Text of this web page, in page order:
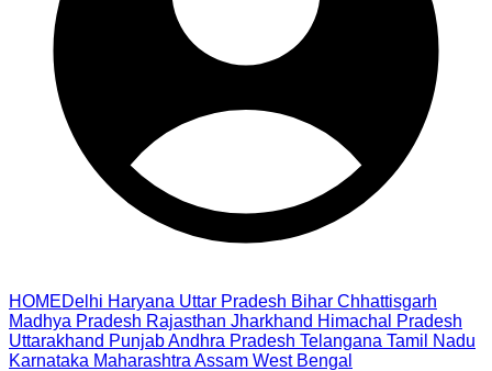
HOMEDelhi Haryana Uttar Pradesh Bihar Chhattisgarh
Madhya Pradesh Rajasthan Jharkhand Himachal Pradesh
Uttarakhand PunjabAndhra Pradesh Telangana Tamil Nadu
Karnataka Maharashtra Assam West Bengal